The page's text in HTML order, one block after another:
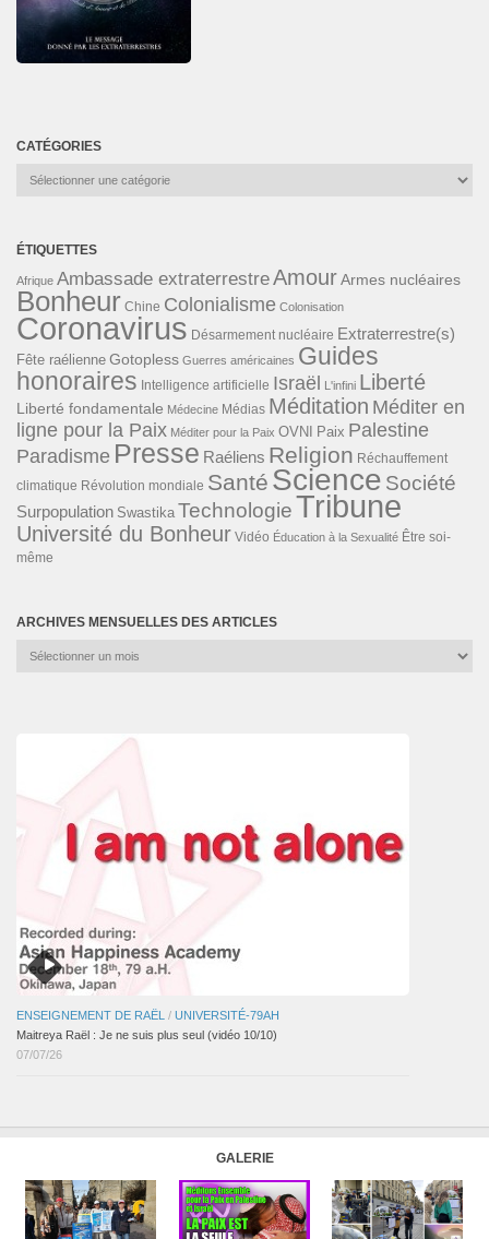
CATÉGORIES
Catégories
ÉTIQUETTES
Afrique Ambassade extraterrestreAmourArmes nucléaires
Bonheur Chine Colonialisme Colonisation
Coronavirus Désarmement nucléaire Extraterrestre(s)
Fête raélienne Gotopless Guerres américaines Guides
honoraires Intelligence artificielle Israël L'infini Liberté
Liberté fondamentale Médecine Médias Méditation Méditer en
ligne pour la Paix Méditer pour la Paix OVNI Paix Palestine
Paradisme Presse Raéliens Religion Réchauffement
climatique Révolution mondiale Santé Science Société
Surpopulation Swastika TechnologieTribune
Université du Bonheur Vidéo Éducation à la Sexualité Être soi-
même
ARCHIVES MENSUELLES DES ARTICLES
Archives
ENSEIGNEMENT DE RAËL / UNIVERSITÉ-79AH
Maitreya Raël : Je ne suis plus seul (vidéo 10/10)
07/07/26
GALERIE